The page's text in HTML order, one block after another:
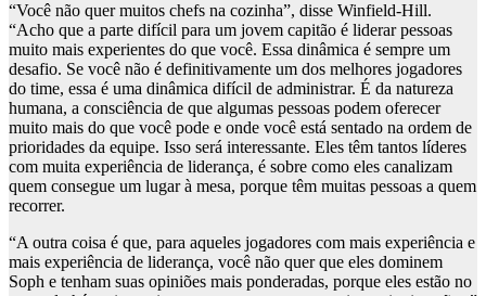
“Você não quer muitos chefs na cozinha”, disse Winfield-Hill.
“Acho que a parte difícil para um jovem capitão é liderar pessoas
muito mais experientes do que você. Essa dinâmica é sempre um
desafio. Se você não é definitivamente um dos melhores jogadores
do time, essa é uma dinâmica difícil de administrar. É da natureza
humana, a consciência de que algumas pessoas podem oferecer
muito mais do que você pode e onde você está sentado na ordem de
prioridades da equipe. Isso será interessante. Eles têm tantos líderes
com muita experiência de liderança, é sobre como eles canalizam
quem consegue um lugar à mesa, porque têm muitas pessoas a quem
recorrer.
“A outra coisa é que, para aqueles jogadores com mais experiência e
mais experiência de liderança, você não quer que eles dominem
Soph e tenham suas opiniões mais ponderadas, porque eles estão no